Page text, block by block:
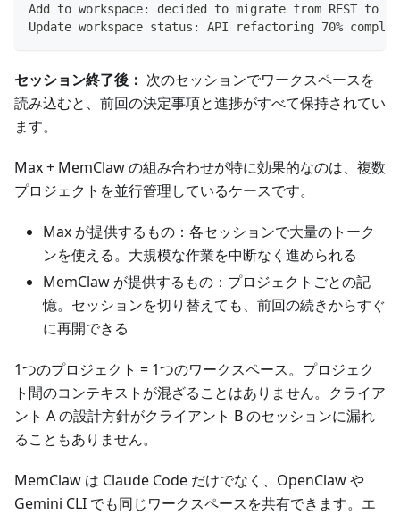
Add to workspace: decided to migrate from REST to
Update workspace status: API refactoring 70%
セッション終了後： 次のセッションでワークスペースを
読み込むと、前回の決定事項と進捗がすべて保持されてい
ます。
Max + MemClaw の組み合わせが特に効果的なのは、複数
プロジェクトを並行管理しているケースです。
Max が提供するもの：各セッションで大量のトーク
ンを使える。大規模な作業を中断なく進められる
MemClaw が提供するもの：プロジェクトごとの記
憶。セッションを切り替えても、前回の続きからすぐ
に再開できる
1つのプロジェクト = 1つのワークスペース。プロジェク
ト間のコンテキストが混ざることはありません。クライア
ント A の設計方針がクライアント B のセッションに漏れ
ることもありません。
MemClaw は Claude Code だけでなく、OpenClaw や
Gemini CLI でも同じワークスペースを共有できます。エ